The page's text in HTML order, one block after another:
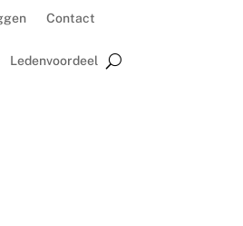
Contact
Ledenvoordeel